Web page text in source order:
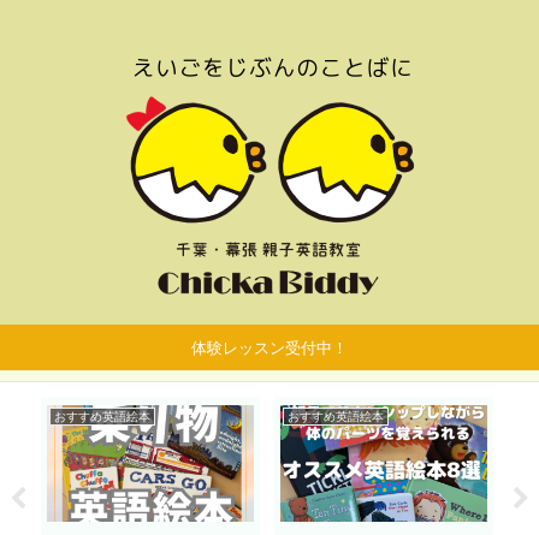
体験レッスン受付中！
おすすめ英語絵本 おすすめ英語絵本